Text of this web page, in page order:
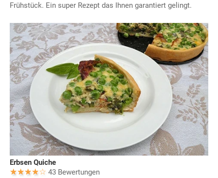
Frühstück. Ein super Rezept das Ihnen garantiert gelingt.
Erbsen Quiche
43 Bewertungen